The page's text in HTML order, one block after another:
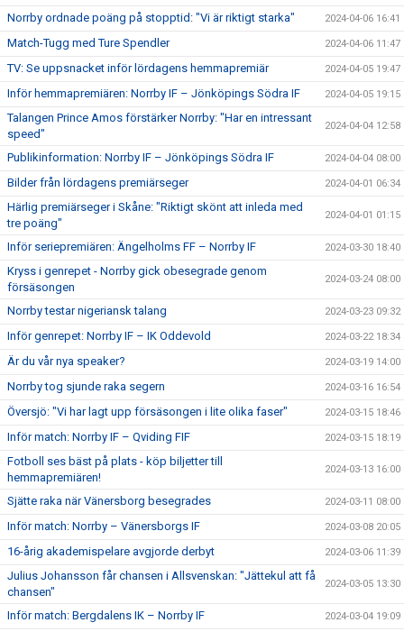
Norrby ordnade poäng på stopptid: "Vi är riktigt starka" 2024-04-06 16:41
Match-Tugg med Ture Spendler 2024-04-06 11:47
TV: Se uppsnacket inför lördagens hemmapremiär 2024-04-05 19:47
Inför hemmapremiären: Norrby IF – Jönköpings Södra IF 2024-04-05 19:15
Talangen Prince Amos förstärker Norrby: "Har en intressant
speed"
2024-04-04 12:58
Publikinformation: Norrby IF – Jönköpings Södra IF 2024-04-04 08:00
Bilder från lördagens premiärseger 2024-04-01 06:34
Härlig premiärseger i Skåne: "Riktigt skönt att inleda med
tre poäng"
2024-04-01 01:15
Inför seriepremiären: Ängelholms FF – Norrby IF 2024-03-30 18:40
Kryss i genrepet - Norrby gick obesegrade genom
försäsongen
2024-03-24 08:00
Norrby testar nigeriansk talang 2024-03-23 09:32
Inför genrepet: Norrby IF – IK Oddevold 2024-03-22 18:34
Är du vår nya speaker? 2024-03-19 14:00
Norrby tog sjunde raka segern 2024-03-16 16:54
Översjö: "Vi har lagt upp försäsongen i lite olika faser" 2024-03-15 18:46
Inför match: Norrby IF – Qviding FIF 2024-03-15 18:19
Fotboll ses bäst på plats - köp biljetter till
hemmapremiären!
2024-03-13 16:00
Sjätte raka när Vänersborg besegrades 2024-03-11 08:00
Inför match: Norrby – Vänersborgs IF 2024-03-08 20:05
16-årig akademispelare avgjorde derbyt 2024-03-06 11:39
Julius Johansson får chansen i Allsvenskan: "Jättekul att få
chansen"
2024-03-05 13:30
Inför match: Bergdalens IK – Norrby IF 2024-03-04 19:09